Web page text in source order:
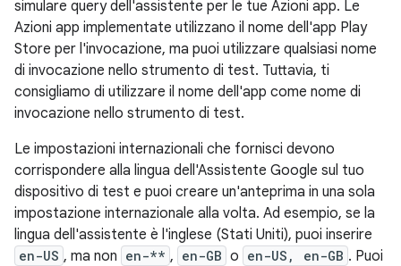
simulare query dell'assistente per le tue Azioni app. Le
Azioni app implementate utilizzano il nome dell'app Play
Store per l'invocazione, ma puoi utilizzare qualsiasi nome
di invocazione nello strumento di test. Tuttavia, ti
consigliamo di utilizzare il nome dell'app come nome di
invocazione nello strumento di test.
Le impostazioni internazionali che fornisci devono
corrispondere alla lingua dell'Assistente Google sul tuo
dispositivo di test e puoi creare un'anteprima in una sola
impostazione internazionale alla volta. Ad esempio, se la
lingua dell'assistente è l'inglese (Stati Uniti), puoi inserire
en-US , ma non en-** , en-GB o en-US, en-GB . Puoi